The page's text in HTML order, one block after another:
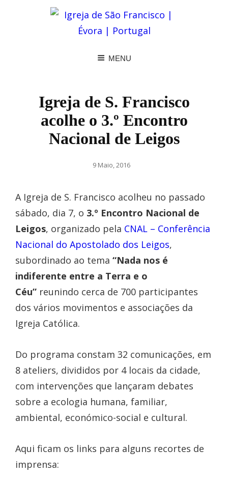
MENU
Igreja de S. Francisco
acolhe o 3.º Encontro
Nacional de Leigos
Posted
9 Maio, 2016
A Igreja de S. Francisco acolheu no passado
sábado, dia 7, o 3.º Encontro Nacional de
Leigos, organizado pela CNAL – Conferência
Nacional do Apostolado dos Leigos,
subordinado ao tema “Nada nos é
indiferente entre a Terra e o
Céu” reunindo cerca de 700 participantes
dos vários movimentos e associações da
Igreja Católica.
Do programa constam 32 comunicações, em
8 ateliers, divididos por 4 locais da cidade,
com intervenções que lançaram debates
sobre a ecologia humana, familiar,
ambiental, económico-social e cultural.
Aqui ficam os links para alguns recortes de
imprensa: